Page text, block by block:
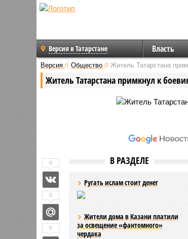
Версия в Татарстане Власть
Версия // Общество // Житель Татарстана
Житель Татарстана примкнул к
В РАЗДЕЛЕ
Ругать ислам стоит денег
Жители дома в Казани платили
за освещение «фантомного»
чердака
0
0
0